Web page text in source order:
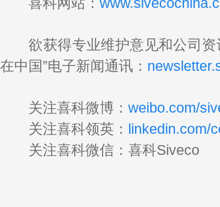
欲获得专业维护意见和公司资
在中国”电子新闻通讯：
关注喜科微博： weibo.com/
关注喜科领英： linkedin.com/
关注喜科微信：喜科Siveco